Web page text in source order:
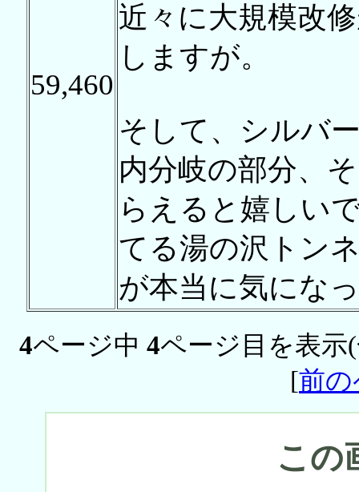
59,460
近々に大規模改
しますが。
そして、シルバ
内分岐の部分、
らえると嬉しい
てる湯の沢トン
が本当に気にな
4ページ中 4ページ目を表示
[前
この